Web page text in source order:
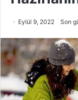
Eylül 9, 2022 Son